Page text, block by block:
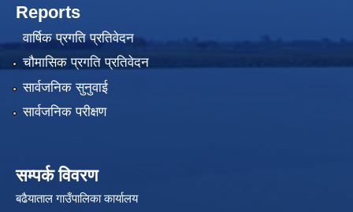
Reports
वार्षिक प्रगति प्रतिवेदन
चौमासिक प्रगति प्रतिवेदन
सार्वजनिक सुनुवाई
सार्वजनिक परीक्षण
सम्पर्क विवरण
बढैयाताल गाउँपालिका कार्यालय